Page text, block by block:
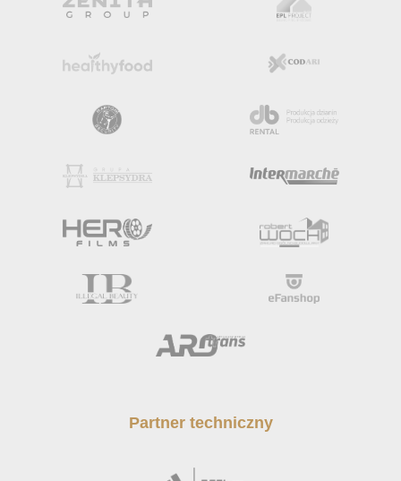
Partner techniczny